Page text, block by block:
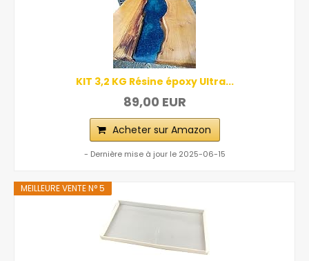
KIT 3,2 KG Résine époxy Ultra...
89,00 EUR
Acheter sur Amazon
- Dernière mise à jour le 2025-06-15
MEILLEURE VENTE N° 5